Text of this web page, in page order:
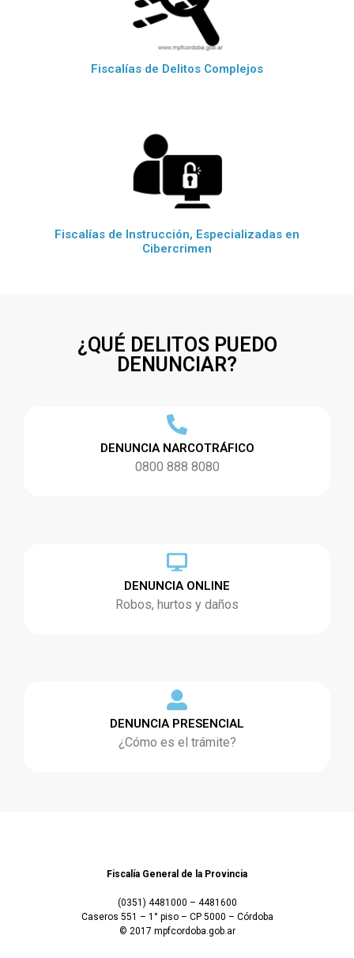
Fiscalías de Delitos Complejos
Fiscalías de Instrucción, Especializadas en
Cibercrimen
¿QUÉ DELITOS PUEDO
DENUNCIAR?
DENUNCIA NARCOTRÁFICO
0800 888 8080
DENUNCIA ONLINE
Robos, hurtos y daños
DENUNCIA PRESENCIAL
¿Cómo es el trámite?
Fiscalía General de la Provincia
(0351) 4481000 – 4481600
Caseros 551 – 1° piso – CP 5000 – Córdoba
© 2017 mpfcordoba.gob.ar